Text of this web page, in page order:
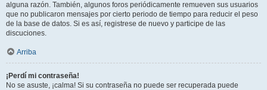
alguna razón. También, algunos foros periódicamente remueven sus usuarios
que no publicaron mensajes por cierto periodo de tiempo para reducir el peso
de la base de datos. Si es así, registrese de nuevo y participe de las
discuciones.
Arriba
¡Perdí mi contraseña!
No se asuste, ¡calma! Si su contraseña no puede ser recuperada puede